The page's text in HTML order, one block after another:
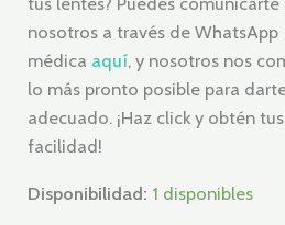
nosotros a través de
médica aquí, y nosotros nos
lo más pronto posible para
adecuado. ¡Haz click y obtén
facilidad!
Disponibilidad: 1 disponibles